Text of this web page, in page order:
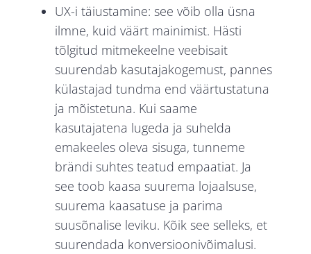
UX-i täiustamine: see võib olla üsna
ilmne, kuid väärt mainimist. Hästi
tõlgitud mitmekeelne veebisait
suurendab kasutajakogemust, pannes
külastajad tundma end väärtustatuna
ja mõistetuna. Kui saame
kasutajatena lugeda ja suhelda
emakeeles oleva sisuga, tunneme
brändi suhtes teatud empaatiat. Ja
see toob kaasa suurema lojaalsuse,
suurema kaasatuse ja parima
suusõnalise leviku. Kõik see selleks, et
suurendada konversioonivõimalusi.